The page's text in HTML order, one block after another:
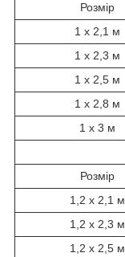
Розмір
1 х 2,1 м
1 х 2,3 м
1 х 2,5 м
1 х 2,8 м
1 х 3 м
Розмір
1,2 х 2,1 м
1,2 х 2,3 м
1,2 х 2,5 м